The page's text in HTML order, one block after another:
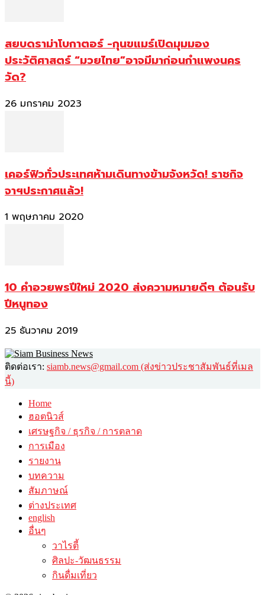
สยบดราม่าโบกาตอร์ -กุนขแมร์เปิดมุมมอง
ประวัติศาสตร์ “มวยไทย”อาจมีมาก่อนกำแพงนคร
วัด?
26 มกราคม 2023
เคอร์ฟิวทั่วประเทศห้ามเดินทางข้ามจังหวัด! ราชกิจ
จาฯประกาศแล้ว!
1 พฤษภาคม 2020
10 คำอวยพรปีใหม่ 2020 ส่งความหมายดีๆ ต้อนรับ
ปีหนูทอง
25 ธันวาคม 2019
ติดต่อเรา: siamb.news@gmail.com (ส่งข่าวประชาสัมพันธ์ที่เมล
นี้)
Home
ฮอตนิวส์
เศรษฐกิจ / ธุรกิจ / การตลาด
การเมือง
รายงาน
บทความ
สัมภาษณ์
ต่างประเทศ
english
อื่นๆ
วาไรตี้
ศิลปะ-วัฒนธรรม
กินดื่มเที่ยว